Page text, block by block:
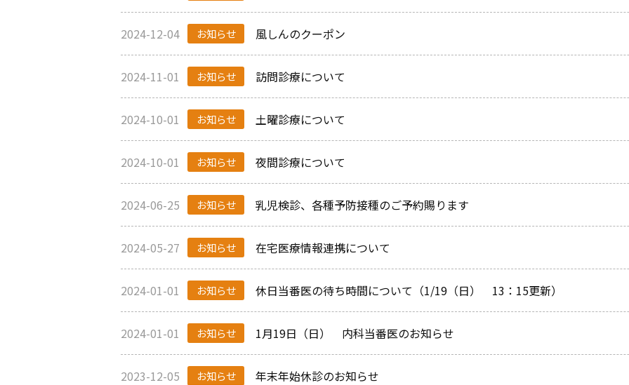
2024-12-04 お知らせ 風しんのクーポン
2024-11-01 お知らせ 訪問診療について
2024-10-01 お知らせ 土曜診療について
2024-10-01 お知らせ 夜間診療について
2024-06-25 お知らせ 乳児検診、各種予防接種のご予約賜ります
2024-05-27 お知らせ 在宅医療情報連携について
2024-01-01 お知らせ 休日当番医の待ち時間について（1/19（日） 13：15更新）
2024-01-01 お知らせ 1月19日（日） 内科当番医のお知らせ
2023-12-05 お知らせ 年末年始休診のお知らせ